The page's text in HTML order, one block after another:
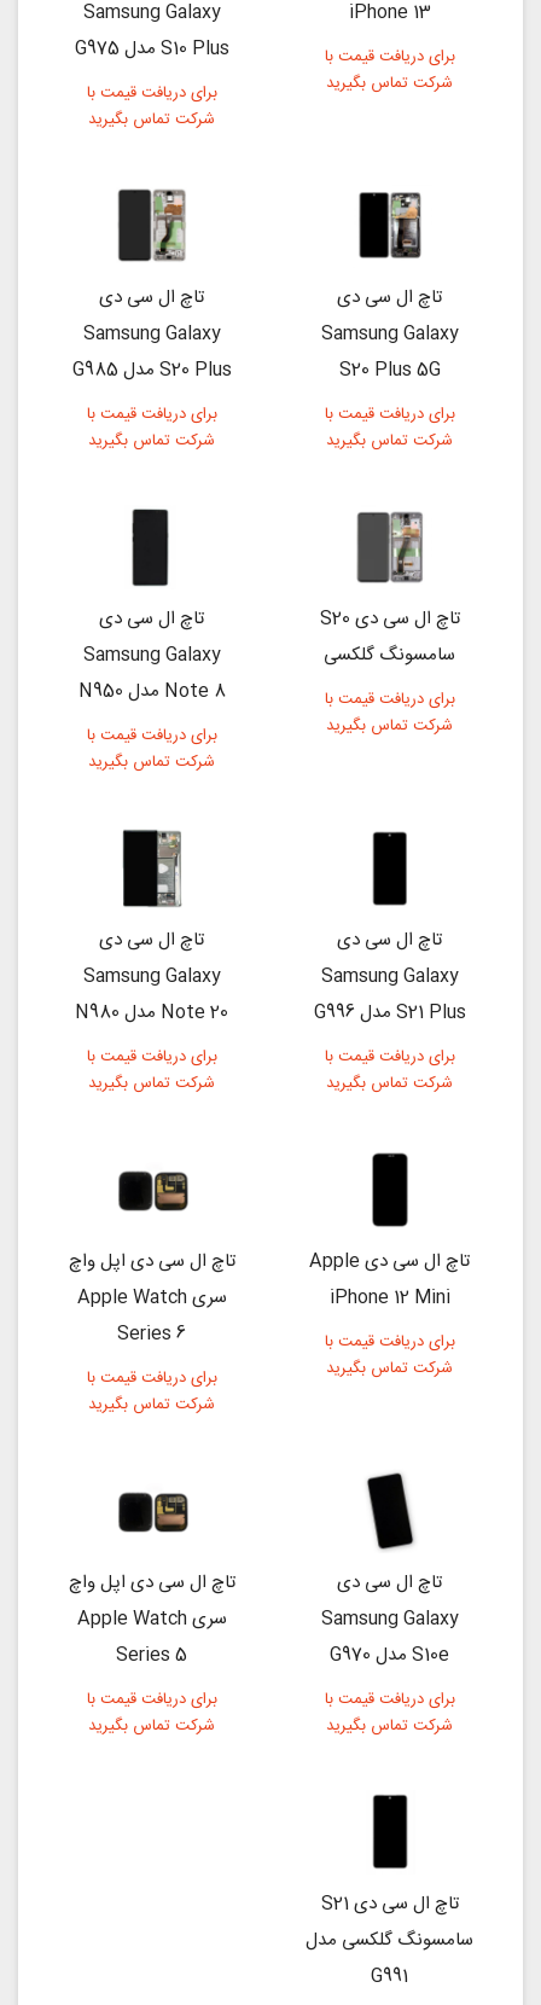
iPhone 13
برای دریافت قیمت با
شرکت تماس بگیرید
Samsung Galaxy
S10 Plus مدل G975
برای دریافت قیمت با
شرکت تماس بگیرید
تاچ ال سی دی
Samsung Galaxy
S20 Plus 5G
برای دریافت قیمت با
شرکت تماس بگیرید
تاچ ال سی دی
Samsung Galaxy
S20 Plus مدل G985
برای دریافت قیمت با
شرکت تماس بگیرید
تاچ ال سی دی S20
سامسونگ گلکسی
برای دریافت قیمت با
شرکت تماس بگیرید
تاچ ال سی دی
Samsung Galaxy
Note 8 مدل N950
برای دریافت قیمت با
شرکت تماس بگیرید
تاچ ال سی دی
Samsung Galaxy
S21 Plus مدل G996
برای دریافت قیمت با
شرکت تماس بگیرید
تاچ ال سی دی
Samsung Galaxy
Note 20 مدل N980
برای دریافت قیمت با
شرکت تماس بگیرید
تاچ ال سی دی Apple
iPhone 12 Mini
برای دریافت قیمت با
شرکت تماس بگیرید
تاچ ال سی دی اپل واچ
سری Apple Watch
Series 6
برای دریافت قیمت با
شرکت تماس بگیرید
تاچ ال سی دی
Samsung Galaxy
S10e مدل G970
برای دریافت قیمت با
شرکت تماس بگیرید
تاچ ال سی دی اپل واچ
سری Apple Watch
Series 5
برای دریافت قیمت با
شرکت تماس بگیرید
تاچ ال سی دی S21
سامسونگ گلکسی مدل
G991